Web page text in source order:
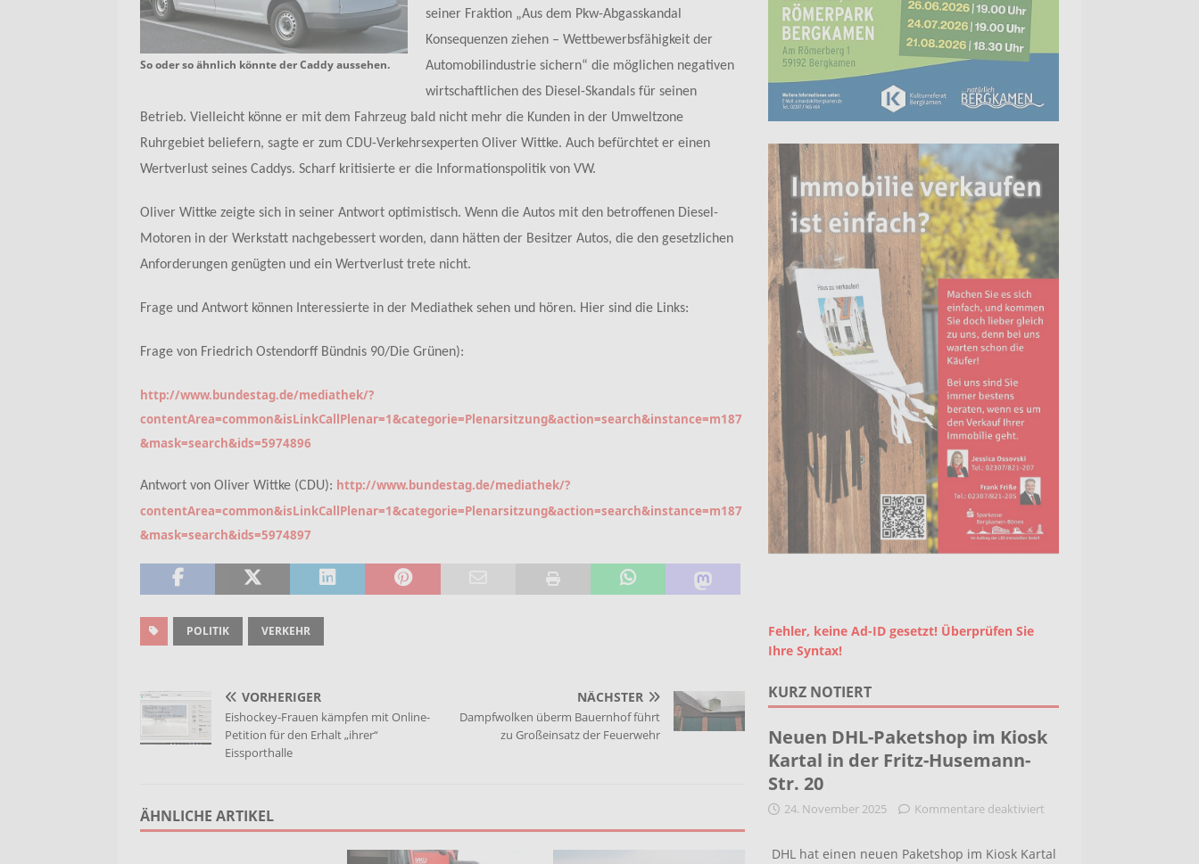
So oder so ähnlich könnte der Caddy aussehen.
seiner Fraktion „Aus dem Pkw-Abgasskandal
Konsequenzen ziehen – Wettbewerbsfähigkeit der
Automobilindustrie sichern“ die möglichen negativen
wirtschaftlichen des Diesel-Skandals für seinen
Betrieb. Vielleicht könne er mit dem Fahrzeug bald nicht mehr die Kunden in der Umweltzone
Ruhrgebiet beliefern, sagte er zum CDU-Verkehrsexperten Oliver Wittke. Auch befürchtet er einen
Wertverlust seines Caddys. Scharf kritisierte er die Informationspolitik von VW.
Oliver Wittke zeigte sich in seiner Antwort optimistisch. Wenn die Autos mit den betroffenen Diesel-
Motoren in der Werkstatt nachgebessert worden, dann hätten der Besitzer Autos, die den gesetzlichen
Anforderungen genügten und ein Wertverlust trete nicht.
Frage und Antwort können Interessierte in der Mediathek sehen und hören. Hier sind die Links:
Frage von Friedrich Ostendorff Bündnis 90/Die Grünen):
http://www.bundestag.de/mediathek/?
contentArea=common&isLinkCallPlenar=1&categorie=Plenarsitzung&action=search&instance=m187
&mask=search&ids=5974896
Antwort von Oliver Wittke (CDU): http://www.bundestag.de/mediathek/?
contentArea=common&isLinkCallPlenar=1&categorie=Plenarsitzung&action=search&instance=m187
&mask=search&ids=5974897
POLITIK VERKEHR
VORHERIGER
Eishockey-Frauen kämpfen mit Online-
Petition für den Erhalt „ihrer“
Eissporthalle
NÄCHSTER
Dampfwolken überm Bauernhof führt
zu Großeinsatz der Feuerwehr
ÄHNLICHE ARTIKEL
Fehler, keine Ad-ID gesetzt! Überprüfen Sie
Ihre Syntax!
KURZ NOTIERT
Neuen DHL-Paketshop im Kiosk
Kartal in der Fritz-Husemann-
Str. 20
24. November 2025 Kommentare deaktiviert
DHL hat einen neuen Paketshop im Kiosk Kartal